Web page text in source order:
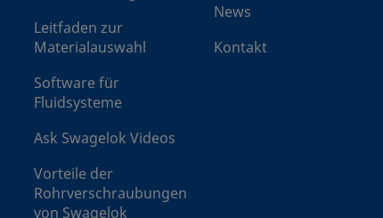
Leitfaden zur
Materialauswahl
Software für
Fluidsysteme
Ask Swagelok Videos
Vorteile der
Rohrverschraubungen
von Swagelok
News
Kontakt